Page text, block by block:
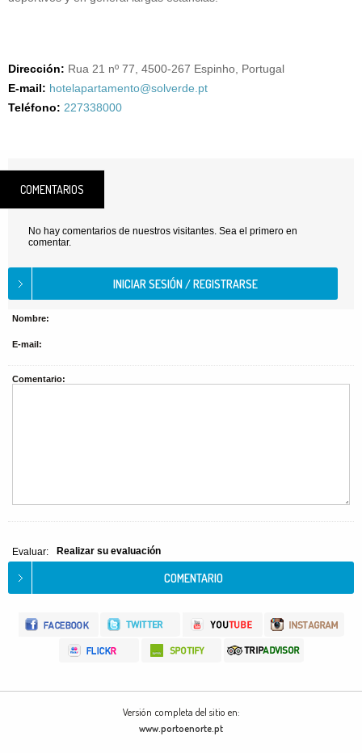
Dirección: Rua 21 nº 77, 4500-267 Espinho, Portugal
E-mail: hotelapartamento@solverde.pt
Teléfono: 227338000
COMENTARIOS
No hay comentarios de nuestros visitantes. Sea el primero en
comentar.
Nombre:
E-mail:
Comentario:
Evaluar: Realizar su evaluación
Versión completa del sitio en:
www.portoenorte.pt